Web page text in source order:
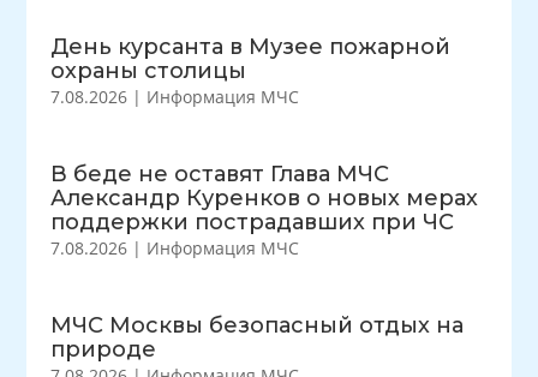
День курсанта в Музее пожарной
охраны столицы
7.08.2026 | Информация МЧС
В беде не оставят Глава МЧС
Александр Куренков о новых мерах
поддержки пострадавших при ЧС
7.08.2026 | Информация МЧС
МЧС Москвы безопасный отдых на
природе